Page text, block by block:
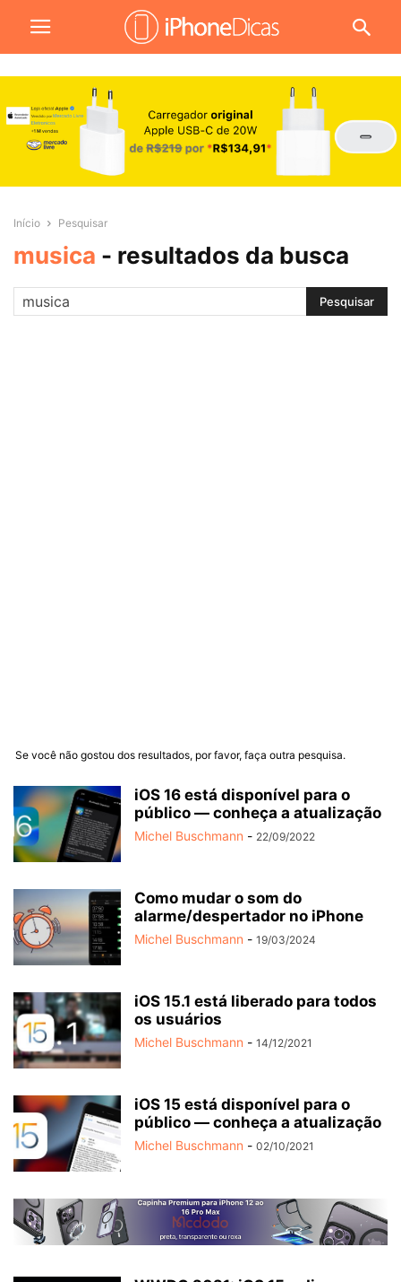
Início Pesquisar
musica - resultados da busca
Se você não gostou dos resultados, por favor, faça outra pesquisa.
iOS 16 está disponível para o
público — conheça a atualização
Michel Buschmann - 22/09/2022
Como mudar o som do
alarme/despertador no iPhone
Michel Buschmann - 19/03/2024
iOS 15.1 está liberado para todos
os usuários
Michel Buschmann - 14/12/2021
iOS 15 está disponível para o
público — conheça a atualização
Michel Buschmann - 02/10/2021